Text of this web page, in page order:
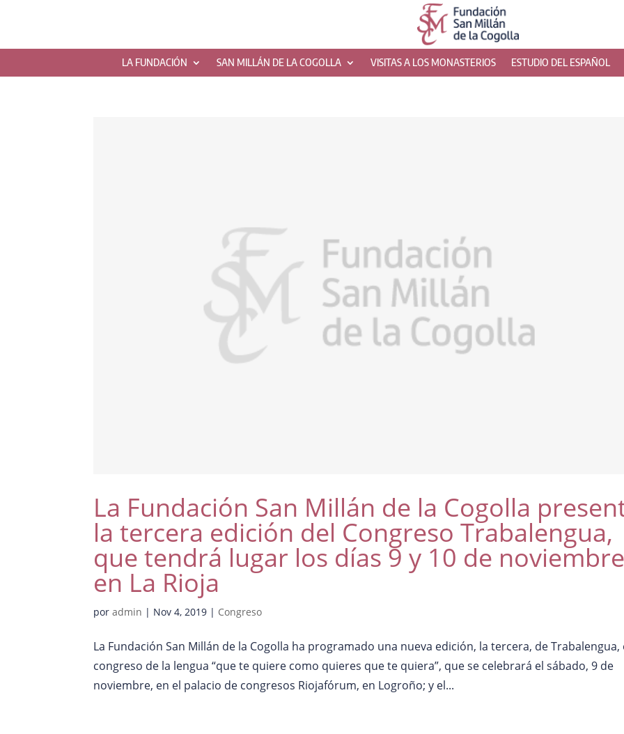
LA FUNDACIÓN SAN MILLÁN DE LA COGOLLA VISITAS A LOS MONASTERIOS ESTUDIO DEL ESPAÑOL
La Fundación San Millán de la Cogolla
la tercera edición del Congreso Trabalengua,
que tendrá lugar los días 9 y 10 de
en La Rioja
poradmin | Nov 4, 2019 | Congreso
La Fundación San Millán de la Cogolla ha programado una nueva edición, la tercera, de Trabalengua,
congreso de la lengua “que te quiere como quieres que te quiera”, que se celebrará el sábado, 9 de
noviembre, en el palacio de congresos Riojafórum, en Logroño; y el...